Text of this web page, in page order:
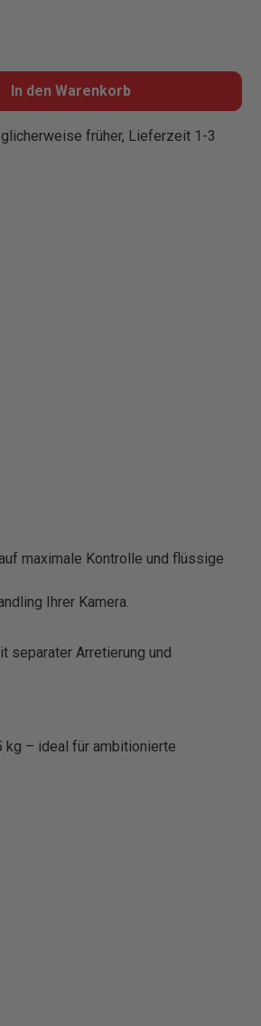
ein oder benutze die Schaltflächen um
In den Warenkorb
früher, Lieferzeit 1-3
maximale Kontrolle und flüssige
Ihrer Kamera.
separater Arretierung und
kg – ideal für ambitionierte